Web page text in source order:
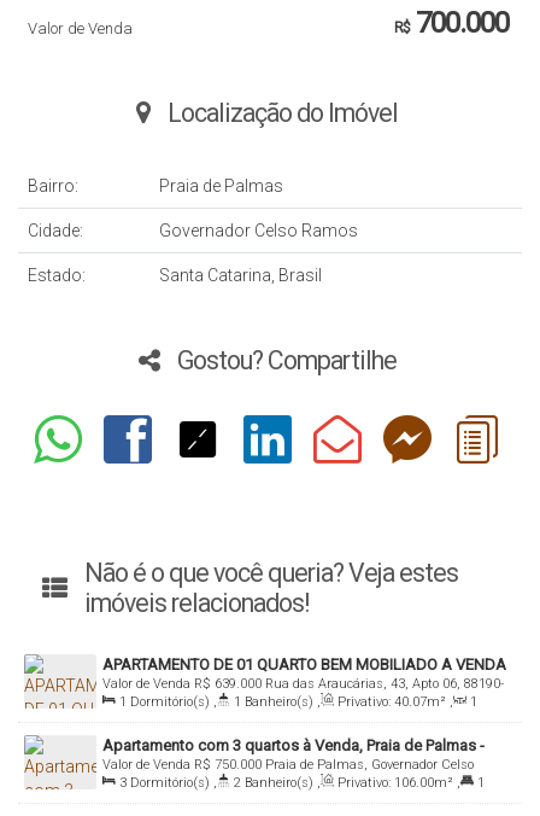
R$700.000
Valor de Venda
Localização do Imóvel
Bairro: Praia de Palmas
Cidade: Governador Celso Ramos
Estado: Santa Catarina, Brasil
Gostou? Compartilhe
Não é o que você queria? Veja estes
imóveis relacionados!
APARTAMENTO DE 01 QUARTO BEM MOBILIADO A VENDA
NA PRAIA DE PALMAS
R$ 639.000
Valor de Venda
Rua das Araucárias, 43, Apto 06, 88190-
000, Praia de Palmas, Governador Celso Ramos, Santa Catarina,
Brasil
1 Dormitório(s) , 1 Banheiro(s) , Privativo: 40.07m² ,
1
Sala(s) , Total: 59.93m² , 1 Vaga(s) , 450mDistância do Mar ,
Útil: 40.07m²
Apartamento com 3 quartos à Venda, Praia de Palmas -
Governador Celso Ramos
R$ 750.000
Valor de Venda
Praia de Palmas, Governador Celso
Ramos, Santa Catarina, Brasil
3 Dormitório(s) , 2 Banheiro(s) , Privativo: 106.00m² ,
1
Suíte(s) , 1400mDistância do Mar